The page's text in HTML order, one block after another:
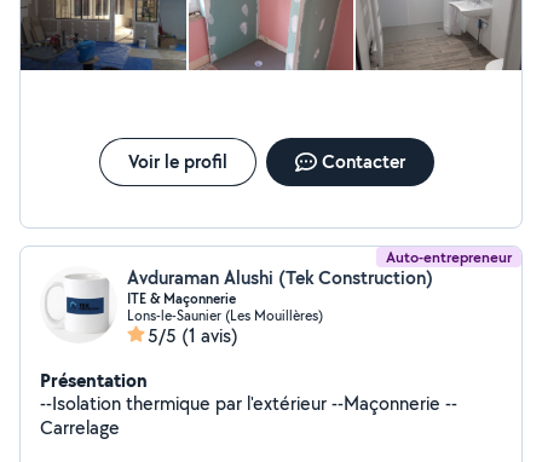
Voir le profil Contacter
Auto-entrepreneur
Avduraman Alushi (Tek Construction)
ITE & Maçonnerie
Lons-le-Saunier (Les Mouillères)
5/5 (1 avis)
Présentation
--Isolation thermique par l'extérieur --Maçonnerie --
Carrelage